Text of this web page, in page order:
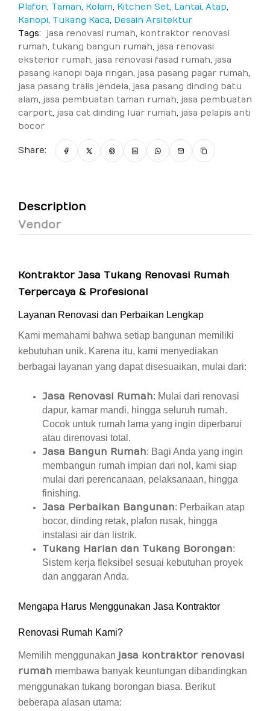
Plafon, Taman, Kolam, Kitchen Set, Lantai, Atap,
Kanopi, Tukang Kaca, Desain Arsitektur
Tags:
jasa renovasi rumah, kontraktor renovasi
rumah, tukang bangun rumah, jasa renovasi
eksterior rumah, jasa renovasi fasad rumah, jasa
pasang kanopi baja ringan, jasa pasang pagar rumah,
jasa pasang tralis jendela, jasa pasang dinding batu
alam, jasa pembuatan taman rumah, jasa pembuatan
carport, jasa cat dinding luar rumah, jasa pelapis anti
bocor
Share:
Description
Vendor
Kontraktor Jasa Tukang Renovasi Rumah
Terpercaya & Profesional
Layanan Renovasi dan Perbaikan Lengkap
Kami memahami bahwa setiap bangunan memiliki
kebutuhan unik. Karena itu, kami menyediakan
berbagai layanan yang dapat disesuaikan, mulai dari:
Jasa Renovasi Rumah: Mulai dari renovasi
dapur, kamar mandi, hingga seluruh rumah.
Cocok untuk rumah lama yang ingin diperbarui
atau direnovasi total.
Jasa Bangun Rumah: Bagi Anda yang ingin
membangun rumah impian dari nol, kami siap
mulai dari perencanaan, pelaksanaan, hingga
finishing.
Jasa Perbaikan Bangunan: Perbaikan atap
bocor, dinding retak, plafon rusak, hingga
instalasi air dan listrik.
Tukang Harian dan Tukang Borongan:
Sistem kerja fleksibel sesuai kebutuhan proyek
dan anggaran Anda.
Mengapa Harus Menggunakan Jasa Kontraktor
Renovasi Rumah Kami?
Memilih menggunakan jasa kontraktor renovasi
rumah membawa banyak keuntungan dibandingkan
menggunakan tukang borongan biasa. Berikut
beberapa alasan utama: